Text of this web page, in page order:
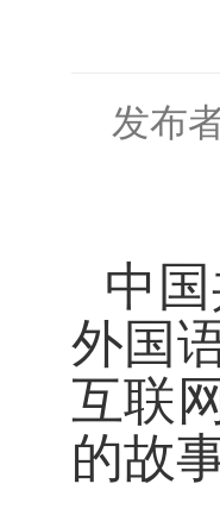
发布
中
外国
互联
的故事